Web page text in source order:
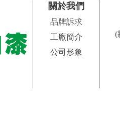
，由硅藻的細胞壁沉積而成。
塗料領域，還可以過濾醬油、啤
菌
關於我們
品牌訴求
工廠簡介
公司形象
(